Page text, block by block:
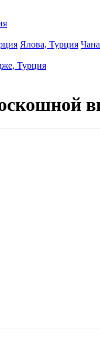
Ялова, Турция
Турция